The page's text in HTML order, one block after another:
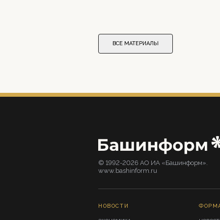
ВСЕ МАТЕРИАЛЫ
© 1992-2026 АО ИА «Башинформ».
www.bashinform.ru
НОВОСТИ